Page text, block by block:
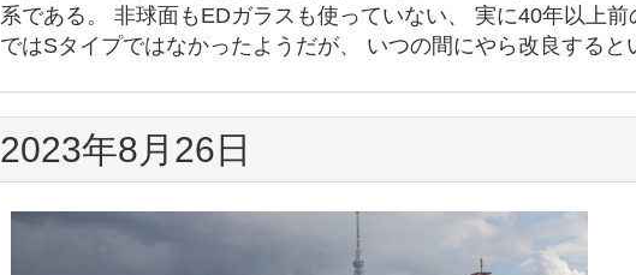
系である。 非球面もEDガラスも使っていない、 実に40年以上
ではSタイプではなかったようだが、 いつの間にやら改良すると
2023年8月26日